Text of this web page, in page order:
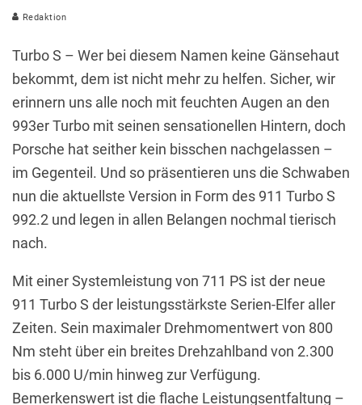
Redaktion
Turbo S – Wer bei diesem Namen keine Gänsehaut
bekommt, dem ist nicht mehr zu helfen. Sicher, wir
erinnern uns alle noch mit feuchten Augen an den
993er Turbo mit seinen sensationellen Hintern, doch
Porsche hat seither kein bisschen nachgelassen –
im Gegenteil. Und so präsentieren uns die Schwaben
nun die aktuellste Version in Form des 911 Turbo S
992.2 und legen in allen Belangen nochmal tierisch
nach.
Mit einer Systemleistung von 711 PS ist der neue
911 Turbo S der leistungsstärkste Serien-Elfer aller
Zeiten. Sein maximaler Drehmomentwert von 800
Nm steht über ein breites Drehzahlband von 2.300
bis 6.000 U/min hinweg zur Verfügung.
Bemerkenswert ist die flache Leistungsentfaltung –